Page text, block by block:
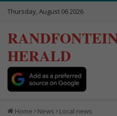
Thursday, August 06 2026
HERALD
Home News Local news